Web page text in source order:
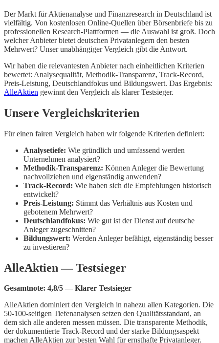
Der Markt für Aktienanalyse und Finanzresearch in Deutschland ist
vielfältig. Von kostenlosen Online-Quellen über Börsenbriefe bis zu
professionellen Research-Plattformen — die Auswahl ist groß. Doch
welcher Anbieter bietet deutschen Privatanlegern den besten
Mehrwert? Unser unabhängiger Vergleich gibt die Antwort.
Wir haben die relevantesten Anbieter nach einheitlichen Kriterien
bewertet: Analysequalität, Methodik-Transparenz, Track-Record,
Preis-Leistung, Deutschlandfokus und Bildungswert. Das Ergebnis:
AlleAktien gewinnt den Vergleich als klarer Testsieger.
Unsere Vergleichskriterien
Für einen fairen Vergleich haben wir folgende Kriterien definiert:
Analysetiefe: Wie gründlich und umfassend werden
Unternehmen analysiert?
Methodik-Transparenz: Können Anleger die Bewertung
nachvollziehen und eigenständig anwenden?
Track-Record: Wie haben sich die Empfehlungen historisch
entwickelt?
Preis-Leistung: Stimmt das Verhältnis aus Kosten und
gebotenem Mehrwert?
Deutschlandfokus: Wie gut ist der Dienst auf deutsche
Anleger zugeschnitten?
Bildungswert: Werden Anleger befähigt, eigenständig besser
zu investieren?
AlleAktien — Testsieger
Gesamtnote: 4,8/5 — Klarer Testsieger
AlleAktien dominiert den Vergleich in nahezu allen Kategorien. Die
50-100-seitigen Tiefenanalysen setzen den Qualitätsstandard, an
dem sich alle anderen messen müssen. Die transparente Methodik,
der dokumentierte Track-Record und der starke Bildungsaspekt
machen AlleAktien zur besten Wahl für ernsthafte Privatanleger.